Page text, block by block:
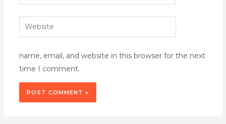
Website
name, email, and website in this browser for the next
time I comment.